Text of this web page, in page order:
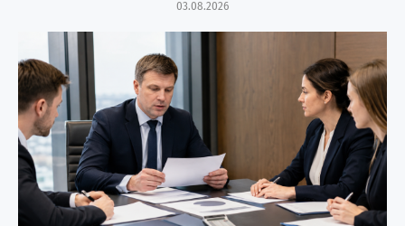
03.08.2026